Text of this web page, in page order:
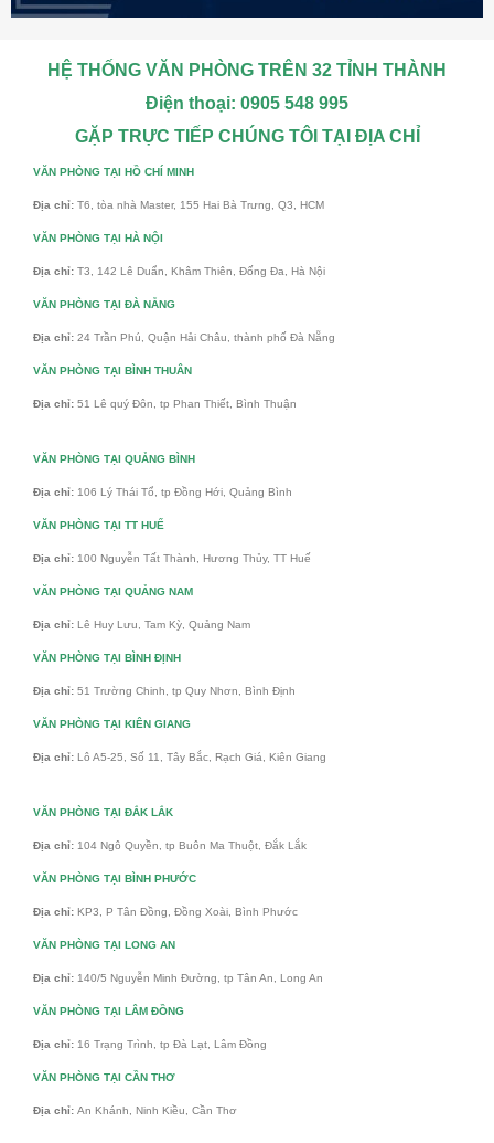
HỆ THỐNG VĂN PHÒNG TRÊN 32 TỈNH THÀNH
Điện thoại: 0905 548 995
GẶP TRỰC TIẾP CHÚNG TÔI TẠI ĐỊA CHỈ
VĂN PHÒNG TẠI HỒ CHÍ MINH
Địa chỉ: T6, tòa nhà Master, 155 Hai Bà Trưng, Q3, HCM
VĂN PHÒNG TẠI HÀ NỘI
Địa chỉ: T3, 142 Lê Duẩn, Khâm Thiên, Đống Đa, Hà Nội
VĂN PHÒNG TẠI ĐÀ NẴNG
Địa chỉ: 24 Trần Phú, Quận Hải Châu, thành phố Đà Nẵng
VĂN PHÒNG TẠI BÌNH THUÂN
Địa chỉ: 51 Lê quý Đôn, tp Phan Thiết, Bình Thuận
VĂN PHÒNG TẠI QUẢNG BÌNH
Địa chỉ: 106 Lý Thái Tổ, tp Đồng Hới, Quảng Bình
VĂN PHÒNG TẠI TT HUẾ
Địa chỉ: 100 Nguyễn Tất Thành, Hương Thủy, TT Huế
VĂN PHÒNG TẠI QUẢNG NAM
Địa chỉ: Lê Huy Lưu, Tam Kỳ, Quảng Nam
VĂN PHÒNG TẠI BÌNH ĐỊNH
Địa chỉ: 51 Trường Chinh, tp Quy Nhơn, Bình Định
VĂN PHÒNG TẠI KIÊN GIANG
Địa chỉ: Lô A5-25, Số 11, Tây Bắc, Rạch Giá, Kiên Giang
VĂN PHÒNG TẠI ĐẮK LẮK
Địa chỉ: 104 Ngô Quyền, tp Buôn Ma Thuột, Đắk Lắk
VĂN PHÒNG TẠI BÌNH PHƯỚC
Địa chỉ: KP3, P Tân Đồng, Đồng Xoài, Bình Phước
VĂN PHÒNG TẠI LONG AN
Địa chỉ: 140/5 Nguyễn Minh Đường, tp Tân An, Long An
VĂN PHÒNG TẠI LÂM ĐỒNG
Địa chỉ: 16 Trạng Trình, tp Đà Lạt, Lâm Đồng
VĂN PHÒNG TẠI CẦN THƠ
Địa chỉ: An Khánh, Ninh Kiều, Cần Thơ